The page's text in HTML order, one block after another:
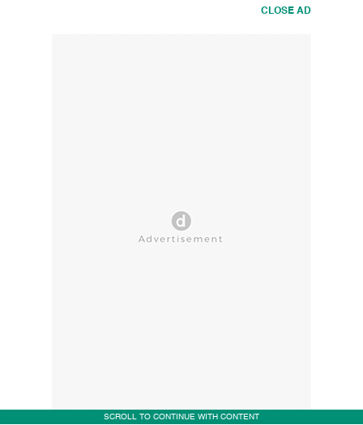
CLOSE AD
SCROLL TO CONTINUE WITH CONTENT